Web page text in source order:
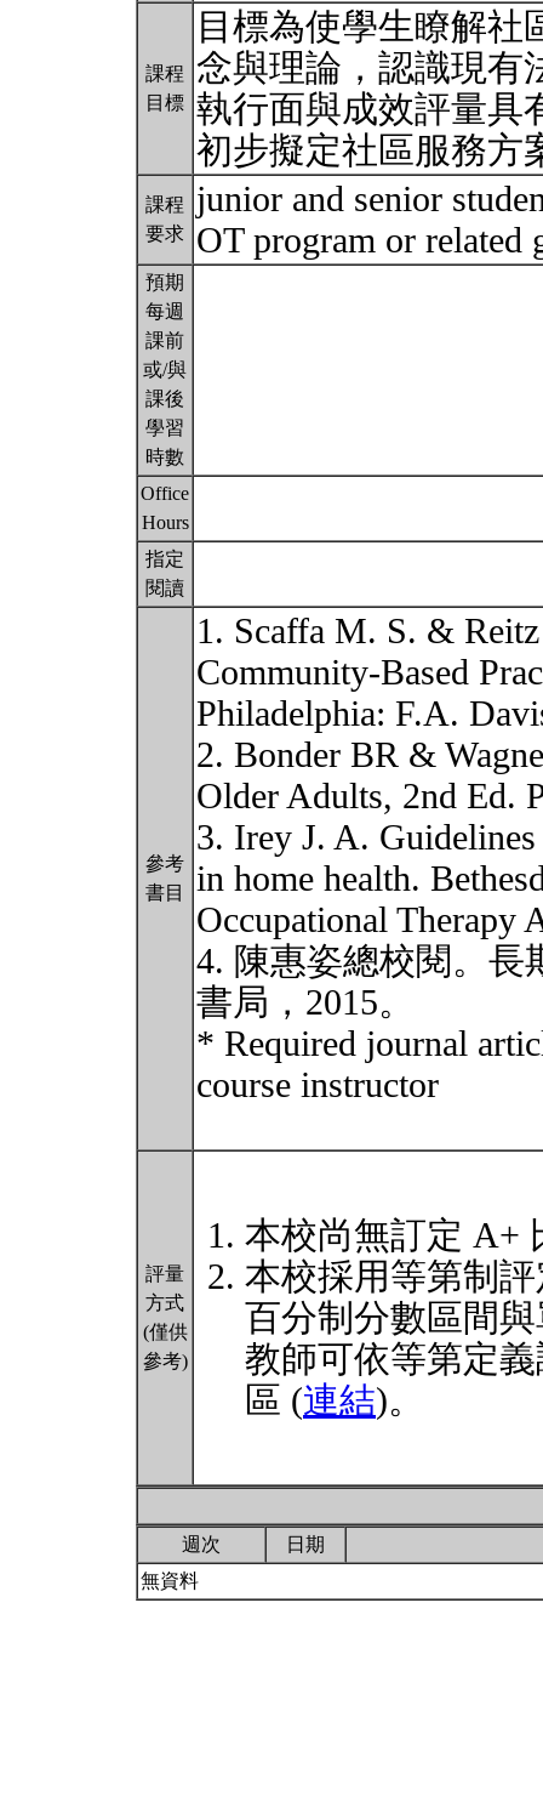
課程
目標
目標為使學生瞭解
念與理論，認識現有
執行面與成效評量具
初步擬定社區服務方
課程
要求
junior and senior
OT program or related
預期
每週
課前
或/與
課後
學習
時數
Office
Hours
指定
閱讀
參考
書目
1. Scaffa M. S. &
Community-Based
Philadelphia: F.A.
2. Bonder BR &
Older Adults, 2nd Ed.
3. Irey J. A.
in home health.
Occupational Therapy
4. 陳惠姿總校閱。長
書局，2015。
* Required journal
course instructor
評量
方式
(僅供
參考)
本校尚無訂定 A+
本校採用等第制
百分制分數區間
教師可依等第定
區 (連結)。
週次
日期
無資料